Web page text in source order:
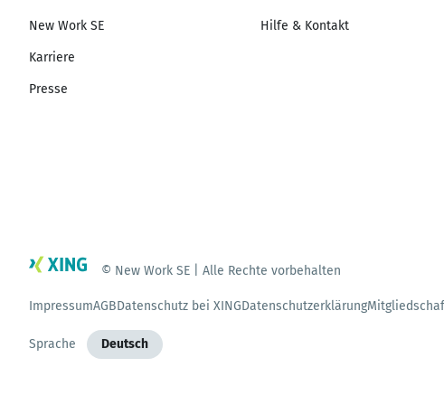
New Work SE
Karriere
Presse
Hilfe & Kontakt
© New Work SE | Alle Rechte vorbehalten
ImpressumAGBDatenschutz bei XINGDatenschutzerklärung
Sprache Deutsch